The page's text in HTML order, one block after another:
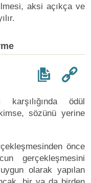
aksi açıkça ve
ödül
sözünü yerine
önce
gerçekleşmesini
olarak yapılan